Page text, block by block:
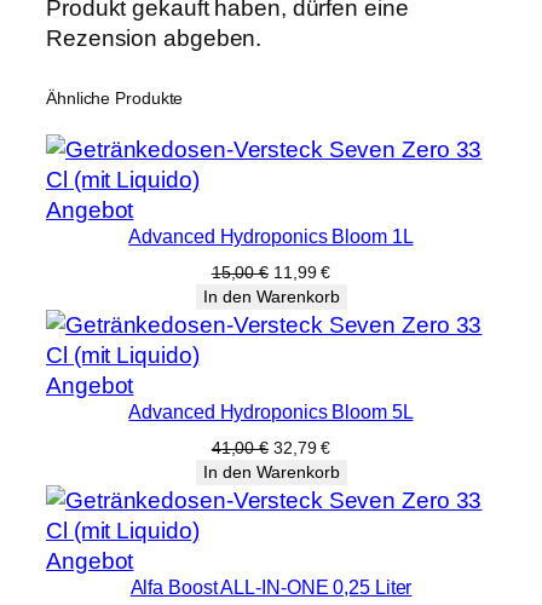
Produkt gekauft haben, dürfen eine
Rezension abgeben.
Ähnliche Produkte
AngebotProdukt
im
Angebot
Advanced Hydroponics Bloom 1L
15,00€ Ursprünglicher
Preis
war:
15,00 €
11,99€Aktueller
Preis
ist:
11,99 €.
In den Warenkorb
AngebotProdukt
im
Angebot
Advanced Hydroponics Bloom 5L
41,00€ Ursprünglicher
Preis
war:
41,00 €
32,79€Aktueller
Preis
ist:
32,79 €.
In den Warenkorb
AngebotProdukt
im
Alfa Boost ALL-IN-ONE 0,25 Liter